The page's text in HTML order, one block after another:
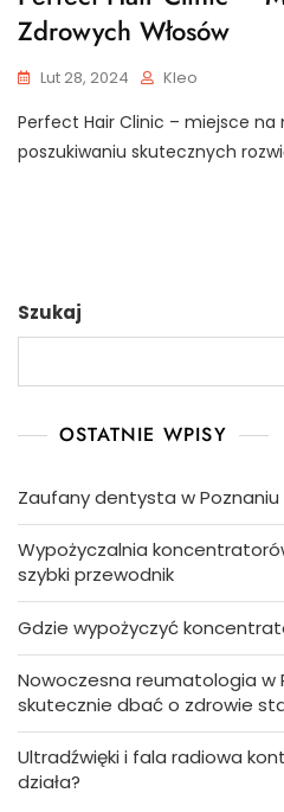
Zdrowych Włosów
Lut 28, 2024 Kleo
Perfect Hair Clinic – miejsce na
poszukiwaniu skutecznych
Szukaj
OSTATNIE WPISY
Zaufany dentysta w
Wypożyczalnia
szybki przewodnik
Gdzie wypożyczyć
Nowoczesna reumatologia w
skutecznie dbać o zdrowie
Ultradźwięki i fala radiowa
działa?